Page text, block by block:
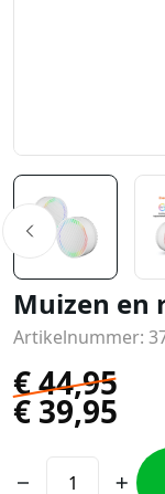
Muizen en
Artikelnummer:
€44,95
€ 39,95